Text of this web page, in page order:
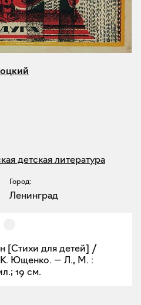
детская литература
Город:
Ленинград
[Стихи для детей] /
Ющенко. — Л., М. :
19 см.